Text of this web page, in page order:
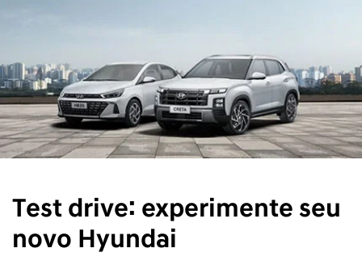
Test drive: experimente seu
novo Hyundai